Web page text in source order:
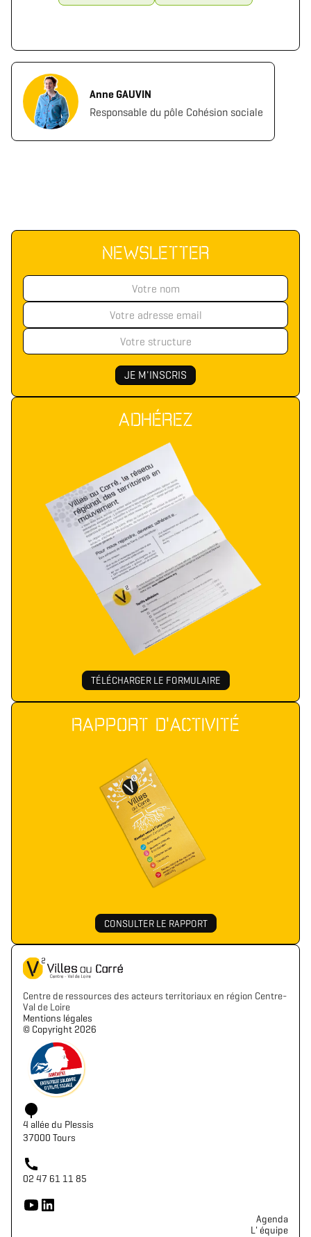
Télécharger le logo
(format .svg)
Télécharger le dossier d'identité complet
(format .zip)
Anne GAUVIN
Responsable du pôle Cohésion sociale
NEWSLETTER
ADHÉREZ
TÉLÉCHARGER LE FORMULAIRE
RAPPORT D'ACTIVITÉ
CONSULTER LE RAPPORT
Centre de ressources des acteurs territoriaux en région Centre-
Val de Loire
Mentions légales
©️ Copyright 2026
4 allée du Plessis
37000 Tours
02 47 61 11 85
Agenda
L' équipe